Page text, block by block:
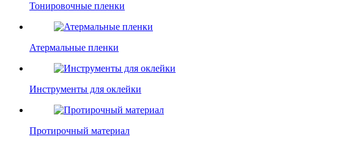
Тонировочные пленки
Атермальные пленки
Инструменты для оклейки
Протирочный материал